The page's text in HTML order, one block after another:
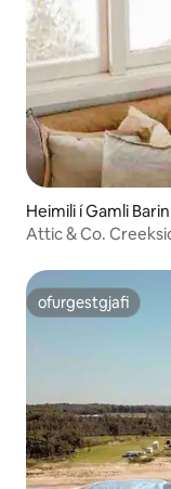
Heimili í Gamli
Attic & Co.
ofurgestgjafi
ofurgestgjafi